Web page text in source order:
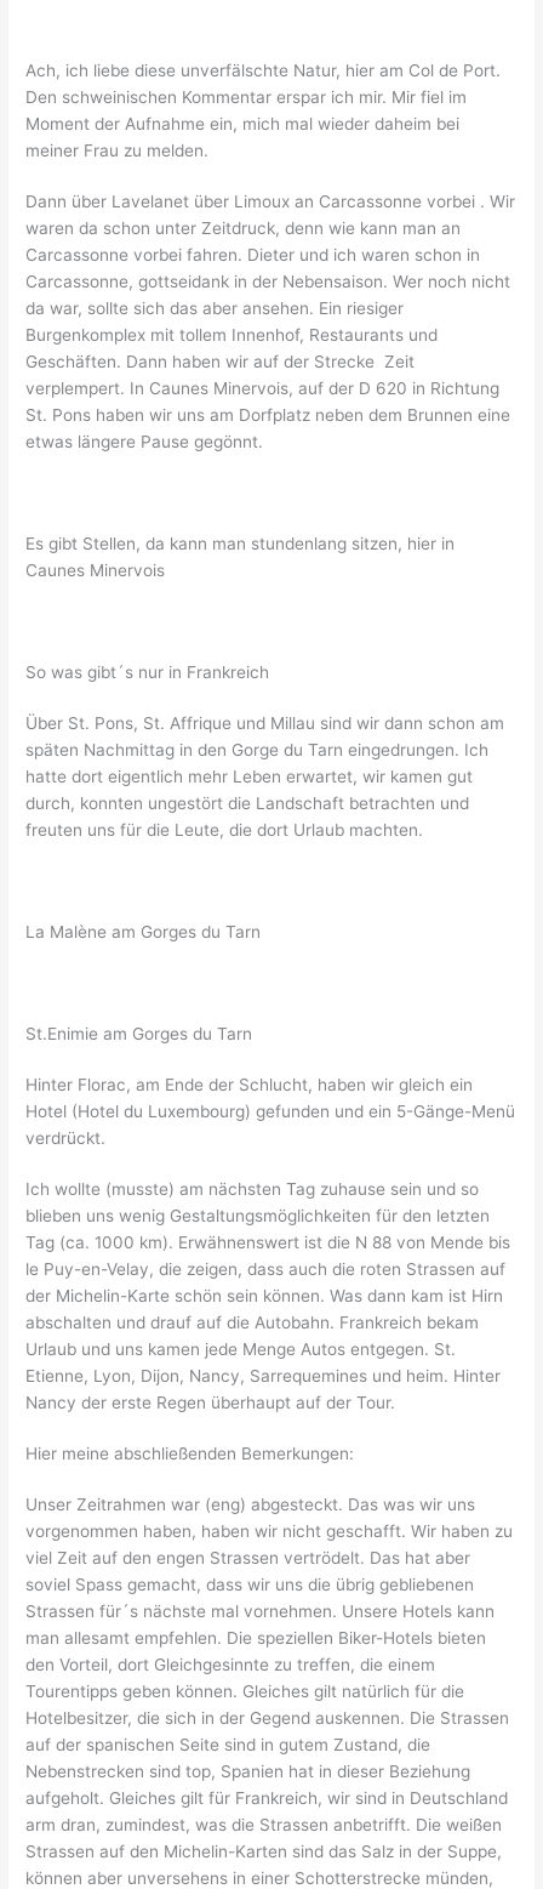
Ach, ich liebe diese unverfälschte Natur, hier am Col de Port.
Den schweinischen Kommentar erspar ich mir. Mir fiel im
Moment der Aufnahme ein, mich mal wieder daheim bei
meiner Frau zu melden.
Dann über Lavelanet über Limoux an Carcassonne vorbei . Wir
waren da schon unter Zeitdruck, denn wie kann man an
Carcassonne vorbei fahren. Dieter und ich waren schon in
Carcassonne, gottseidank in der Nebensaison. Wer noch nicht
da war, sollte sich das aber ansehen. Ein riesiger
Burgenkomplex mit tollem Innenhof, Restaurants und
Geschäften. Dann haben wir auf der Strecke Zeit
verplempert. In Caunes Minervois, auf der D 620 in Richtung
St. Pons haben wir uns am Dorfplatz neben dem Brunnen eine
etwas längere Pause gegönnt.
Es gibt Stellen, da kann man stundenlang sitzen, hier in
Caunes Minervois
So was gibt´s nur in Frankreich
Über St. Pons, St. Affrique und Millau sind wir dann schon am
späten Nachmittag in den Gorge du Tarn eingedrungen. Ich
hatte dort eigentlich mehr Leben erwartet, wir kamen gut
durch, konnten ungestört die Landschaft betrachten und
freuten uns für die Leute, die dort Urlaub machten.
La Malène am Gorges du Tarn
St.Enimie am Gorges du Tarn
Hinter Florac, am Ende der Schlucht, haben wir gleich ein
Hotel (Hotel du Luxembourg) gefunden und ein 5-Gänge-Menü
verdrückt.
Ich wollte (musste) am nächsten Tag zuhause sein und so
blieben uns wenig Gestaltungsmöglichkeiten für den letzten
Tag (ca. 1000 km). Erwähnenswert ist die N 88 von Mende bis
le Puy-en-Velay, die zeigen, dass auch die roten Strassen auf
der Michelin-Karte schön sein können. Was dann kam ist Hirn
abschalten und drauf auf die Autobahn. Frankreich bekam
Urlaub und uns kamen jede Menge Autos entgegen. St.
Etienne, Lyon, Dijon, Nancy, Sarrequemines und heim. Hinter
Nancy der erste Regen überhaupt auf der Tour.
Hier meine abschließenden Bemerkungen:
Unser Zeitrahmen war (eng) abgesteckt. Das was wir uns
vorgenommen haben, haben wir nicht geschafft. Wir haben zu
viel Zeit auf den engen Strassen vertrödelt. Das hat aber
soviel Spass gemacht, dass wir uns die übrig gebliebenen
Strassen für´s nächste mal vornehmen. Unsere Hotels kann
man allesamt empfehlen. Die speziellen Biker-Hotels bieten
den Vorteil, dort Gleichgesinnte zu treffen, die einem
Tourentipps geben können. Gleiches gilt natürlich für die
Hotelbesitzer, die sich in der Gegend auskennen. Die Strassen
auf der spanischen Seite sind in gutem Zustand, die
Nebenstrecken sind top, Spanien hat in dieser Beziehung
aufgeholt. Gleiches gilt für Frankreich, wir sind in Deutschland
arm dran, zumindest, was die Strassen anbetrifft. Die weißen
Strassen auf den Michelin-Karten sind das Salz in der Suppe,
können aber unversehens in einer Schotterstrecke münden,